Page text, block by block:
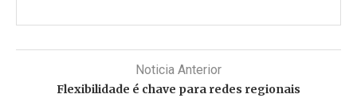
Noticia Anterior
Flexibilidade é chave para redes regionais